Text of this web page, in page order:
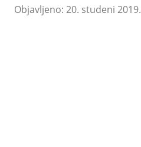
Objavljeno: 20. studeni 2019.